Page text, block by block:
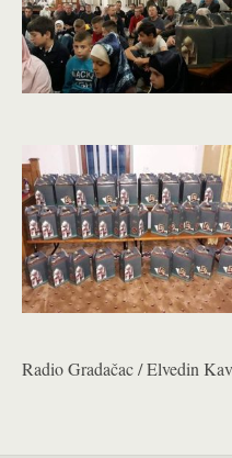
Radio Gradačac / Elvedin